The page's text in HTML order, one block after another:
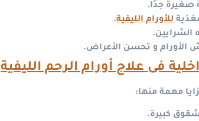
صغيرة جدًا.
للأورام الليفية.
الأورام و تحسن الأعراض.
فى علاج أورام الرحم الليفية
مهمة منها:
شقوق كبيرة.